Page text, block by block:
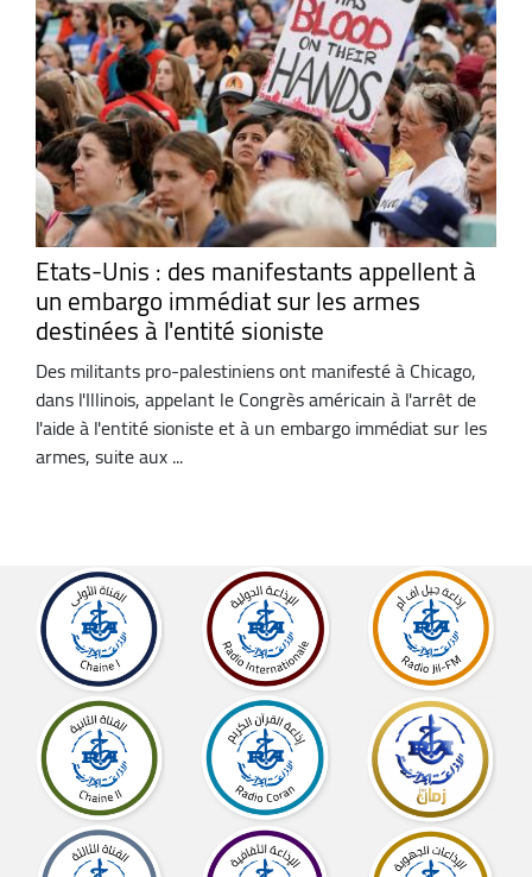
Etats-Unis : des manifestants appellent à
un embargo immédiat sur les armes
destinées à l'entité sioniste
Des militants pro-palestiniens ont manifesté à Chicago,
dans l'Illinois, appelant le Congrès américain à l'arrêt de
l'aide à l'entité sioniste et à un embargo immédiat sur les
armes, suite aux ...